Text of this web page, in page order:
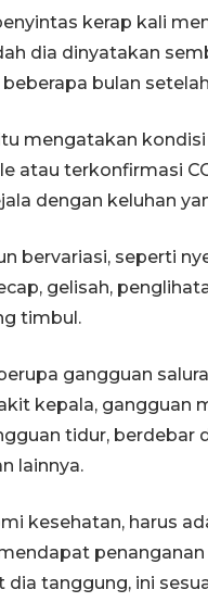
kerap kali
dia dinyatakan
bulan
mengatakan
atau terkonfirmasi
dengan keluhan
bervariasi, seperti
gelisah,
timbul.
gangguan
kepala, gangguan
tidur,
lainnya.
kesehatan, harus
dia tanggung, ini